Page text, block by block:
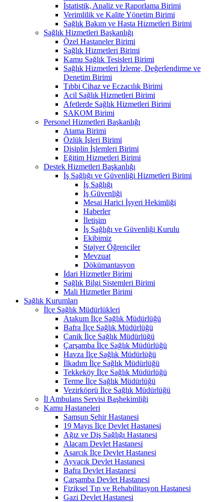
İstatistik, Analiz ve Raporlama Birimi
Verimlilik ve Kalite Yönetim Birimi
Sağlık Bakım ve Hasta Hizmetleri Birimi
Sağlık Hizmetleri Başkanlığı
Özel Hastaneler Birimi
Sağlık Hizmetleri Birimi
Kamu Sağlık Tesisleri Birimi
Sağlık Hizmetleri İzleme, Değerlendirme ve
Denetim Birimi
Tıbbi Cihaz ve Eczacılık Birimi
Acil Sağlık Hizmetleri Birimi
Afetlerde Sağlık Hizmetleri Birimi
SAKOM Birimi
Personel Hizmetleri Başkanlığı
Atama Birimi
Özlük İşleri Birimi
Disiplin İşlemleri Birimi
Eğitim Hizmetleri Birimi
Destek Hizmetleri Başkanlığı
İş Sağlığı ve Güvenliği Hizmetleri Birimi
İş Sağlığı
İş Güvenliği
Mesai Harici İşyeri Hekimliği
Haberler
İletişim
İş Sağlığı ve Güvenliği Kurulu
Ekibimiz
Stajyer Öğrenciler
Mevzuat
Dökümantasyon
İdari Hizmetler Birimi
Sağlık Bilgi Sistemleri Birimi
Mali Hizmetler Birimi
Sağlık Kurumları
İlçe Sağlık Müdürlükleri
Atakum İlçe Sağlık Müdürlüğü
Bafra İlçe Sağlık Müdürlüğü
Canik İlçe Sağlık Müdürlüğü
Çarşamba İlçe Sağlık Müdürlüğü
Havza İlçe Sağlık Müdürlüğü
İlkadım İlçe Sağlık Müdürlüğü
Tekkeköy İlçe Sağlık Müdürlüğü
Terme İlçe Sağlık Müdürlüğü
Vezirköprü İlçe Sağlık Müdürlüğü
İl Ambulans Servisi Başhekimliği
Kamu Hastaneleri
Samsun Şehir Hastanesi
19 Mayıs İlçe Devlet Hastanesi
Ağız ve Diş Sağlığı Hastanesi
Alaçam Devlet Hastanesi
Asarcık İlçe Devlet Hastanesi
Ayvacık Devlet Hastanesi
Bafra Devlet Hastanesi
Çarşamba Devlet Hastanesi
Fiziksel Tıp ve Rehabilitasyon Hastanesi
Gazi Devlet Hastanesi